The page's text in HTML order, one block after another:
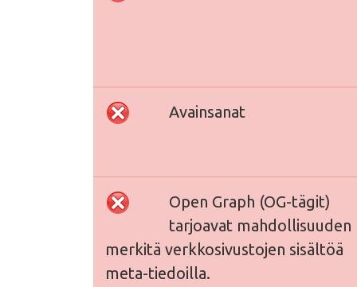
Avainsanat
Open Graph (OG-tägit)
tarjoavat mahdollisuuden
merkitä verkkosivustojen sisältöä
meta-tiedoilla.